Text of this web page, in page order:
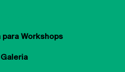
para Workshops
Galeria